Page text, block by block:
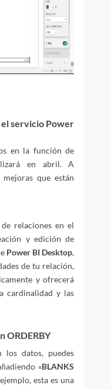
el servicio Power
en la función de
en abril. A
que están
relaciones en el
y edición de
Power BI Desktop,
de tu relación,
y ofrecerá
cardinalidad y las
ORDERBY
los datos, puedes
«BLANKS
esta es una